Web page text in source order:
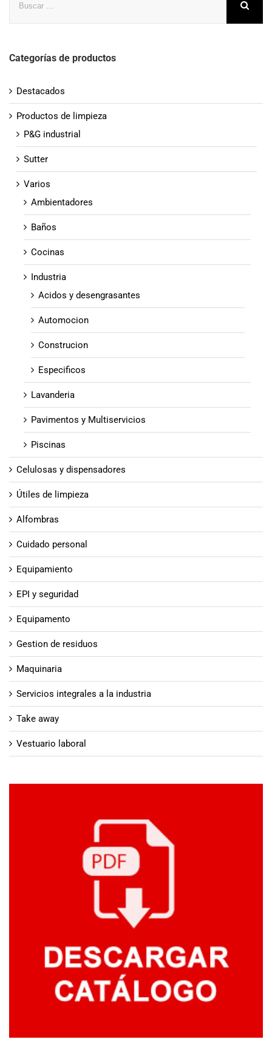
Categorías de productos
Destacados
Productos de limpieza
P&G industrial
Sutter
Varios
Ambientadores
Baños
Cocinas
Industria
Acidos y desengrasantes
Automocion
Construcion
Especificos
Lavanderia
Pavimentos y Multiservicios
Piscinas
Celulosas y dispensadores
Útiles de limpieza
Alfombras
Cuidado personal
Equipamiento
EPI y seguridad
Equipamento
Gestion de residuos
Maquinaria
Servicios integrales a la industria
Take away
Vestuario laboral